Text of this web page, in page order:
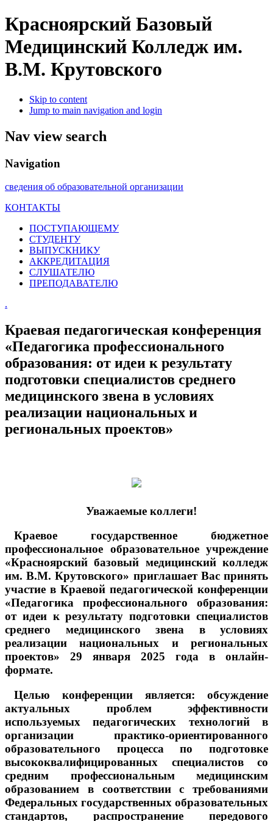
Красноярский Базовый
Медицинский Колледж им.
В.М. Крутовского
Skip to content
Jump to main navigation and login
Nav view search
Navigation
сведения об образовательной организации
КОНТАКТЫ
ПОСТУПАЮЩЕМУ
СТУДЕНТУ
ВЫПУСКНИКУ
АККРЕДИТАЦИЯ
СЛУШАТЕЛЮ
ПРЕПОДАВАТЕЛЮ
.
Краевая педагогическая конференция
«Педагогика профессионального
образования: от идеи к результату
подготовки специалистов среднего
медицинского звена в условиях
реализации национальных и
региональных проектов»
Уважаемые коллеги!
Краевое государственное бюджетное
профессиональное образовательное учреждение
«Красноярский базовый медицинский колледж
им. В.М. Крутовского» приглашает Вас принять
участие в Краевой педагогической конференции
«Педагогика профессионального образования:
от идеи к результату подготовки специалистов
среднего медицинского звена в условиях
реализации национальных и региональных
проектов» 29 января 2025 года в онлайн-
формате.
Целью конференции является: обсуждение
актуальных проблем эффективности
используемых педагогических технологий в
организации практико-ориентированного
образовательного процесса по подготовке
высококвалифицированных специалистов со
средним профессиональным медицинским
образованием в соответствии с требованиями
Федеральных государственных образовательных
стандартов, распространение передового